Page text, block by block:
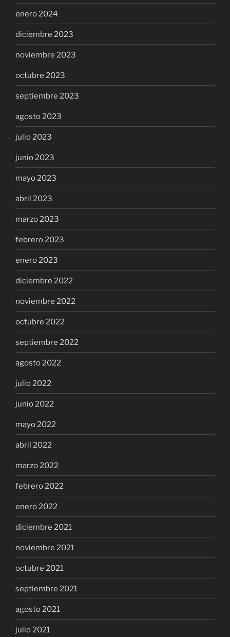
enero 2024
diciembre 2023
noviembre 2023
octubre 2023
septiembre 2023
agosto 2023
julio 2023
junio 2023
mayo 2023
abril 2023
marzo 2023
febrero 2023
enero 2023
diciembre 2022
noviembre 2022
octubre 2022
septiembre 2022
agosto 2022
julio 2022
junio 2022
mayo 2022
abril 2022
marzo 2022
febrero 2022
enero 2022
diciembre 2021
noviembre 2021
octubre 2021
septiembre 2021
agosto 2021
julio 2021